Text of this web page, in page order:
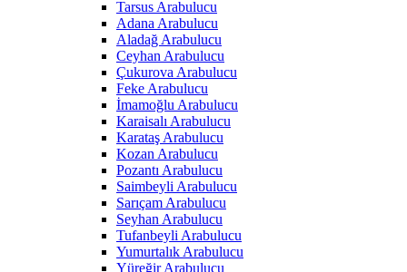
Tarsus Arabulucu
Adana Arabulucu
Aladağ Arabulucu
Ceyhan Arabulucu
Çukurova Arabulucu
Feke Arabulucu
İmamoğlu Arabulucu
Karaisalı Arabulucu
Karataş Arabulucu
Kozan Arabulucu
Pozantı Arabulucu
Saimbeyli Arabulucu
Sarıçam Arabulucu
Seyhan Arabulucu
Tufanbeyli Arabulucu
Yumurtalık Arabulucu
Yüreğir Arabulucu